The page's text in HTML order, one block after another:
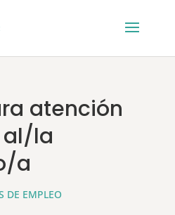
atención
la
a
DE EMPLEO